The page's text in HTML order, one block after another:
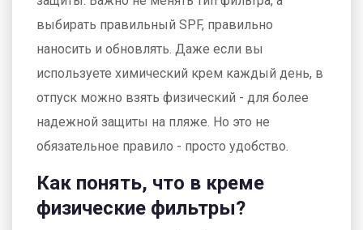
выбирать правильный SPF, правильно
наносить и обновлять. Даже если вы
используете химический крем каждый день, в
отпуск можно взять физический - для более
надежной защиты на пляже. Но это не
обязательное правило - просто удобство.
Как понять, что в креме
физические фильтры?